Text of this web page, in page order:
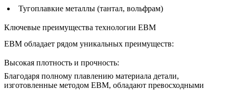
Тугоплавкие металлы (тантал, вольфрам)
Ключевые преимущества технологии EBM
EBM обладает рядом уникальных преимуществ:
Высокая плотность и прочность:
Благодаря полному плавлению материала детали,
изготовленные методом EBM, обладают превосходными